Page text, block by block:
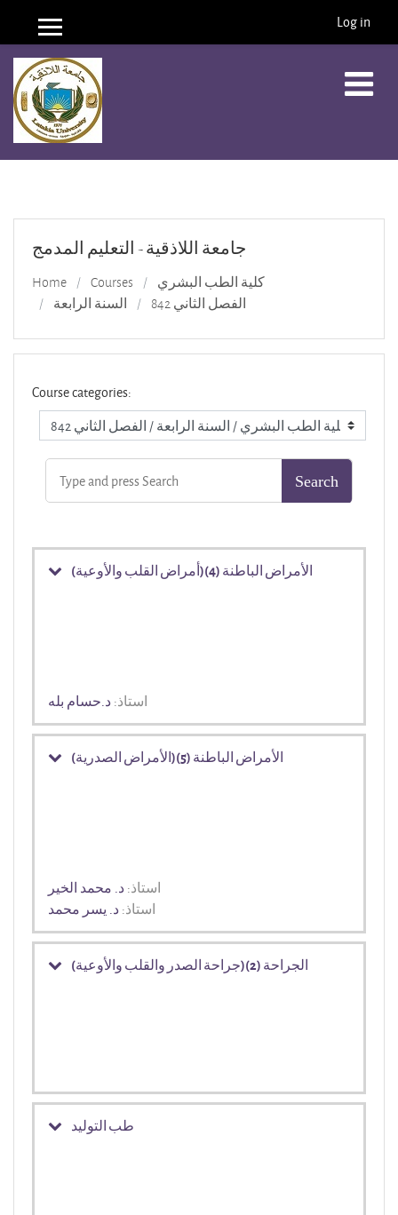
Skip to main content
Side panel Log in
جامعة اللاذقية - التعليم المدمج
Home Courses
كلية الطب البشري
السنة الرابعة
الفصل الثاني 842
Course categories:
الأمراض الباطنة (4)(أمراض القلب والأوعية)
استاذ: د.حسام بله
الأمراض الباطنة (5)(الأمراض الصدرية)
استاذ: د. محمد الخير
استاذ: د. يسر محمد
الجراحة (2)(جراحة الصدر والقلب والأوعية)
طب التوليد